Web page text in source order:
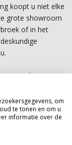
koopt u niet elke
grote showroom
of in het
voor alle
Deze
beschikken wij
kunnen geven.
om
te tonen en om u
informatie over de